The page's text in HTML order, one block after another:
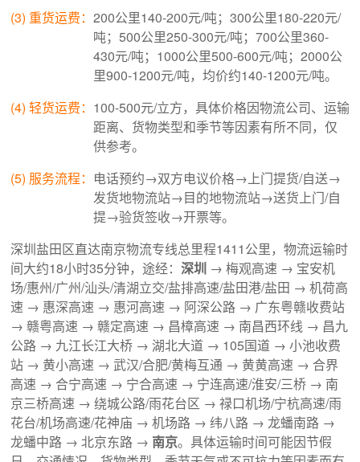
(3) 重货运费： 200公里140-200元/吨；300公里180-220元/
吨；500公里250-300元/吨；700公里360-
430元/吨；1000公里500-600元/吨；2000公
里900-1200元/吨，均价约140-1200元/吨。
(4) 轻货运费： 100-500元/立方，具体价格因物流公司、运输
距离、货物类型和季节等因素有所不同，仅
供参考。
(5) 服务流程： 电话预约→双方电议价格→上门提货/自送→
发货地物流站→目的地物流站→送货上门/自
提→验货签收→开票等。
深圳盐田区直达南京物流专线总里程1411公里，物流运输时
间大约18小时35分钟，途经： 深圳 → 梅观高速 → 宝安机
场/惠州/广州/汕头/清湖立交/盐排高速/盐田港/盐田 → 机荷高
速 → 惠深高速 → 惠河高速 → 阿深公路 → 广东粤赣收费站
→ 赣粤高速 → 赣定高速 → 昌樟高速 → 南昌西环线 → 昌九
公路 → 九江长江大桥 → 湖北大道 → 105国道 → 小池收费
站 → 黄小高速 → 武汉/合肥/黄梅互通 → 黄黄高速 → 合界
高速 → 合宁高速 → 宁合高速 → 宁连高速/淮安/三桥 → 南
京三桥高速 → 绕城公路/雨花台区 → 禄口机场/宁杭高速/雨
花台/机场高速/花神庙 → 机场路 → 纬八路 → 龙蟠南路 →
龙蟠中路 → 北京东路 → 南京。具体运输时间可能因节假